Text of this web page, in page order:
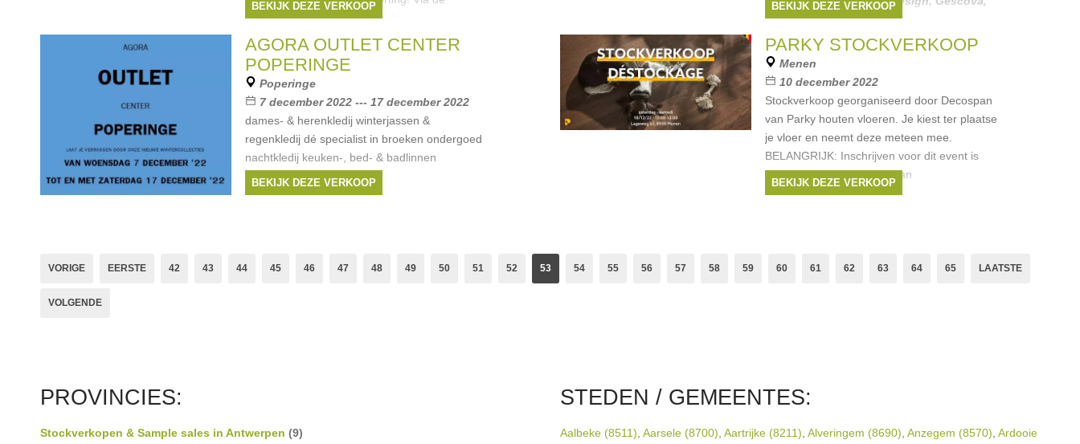
website kan je alle 'einde reeks
Merken:
Micheldenolf
BEKIJK DEZE VERKOOP
G&S furniture
BEKIJK DEZE VERKOOP
AGORA OUTLET CENTER
POPERINGE
Poperinge
7 december 2022 --- 17 december 2022
dames- & herenkledij winterjassen &
regenkledij dé specialist in broeken ondergoed
nachtkledij keuken-, bed- & badlinnen
accessoires
BEKIJK DEZE VERKOOP
PARKY STOCKVERKOOP
Menen
10 december 2022
Stockverkoop georganiseerd door Decospan
van Parky houten vloeren. Je kiest ter plaatse
je vloer en neemt deze meteen mee.
BELANGRIJK: Inschrijven voor dit event is
verplicht via deze links: - Van
BEKIJK DEZE VERKOOP
VORIGE EERSTE 42 43 44 45 46 47 48 49 50 51 52 53 54 55 56 57 58 59 60 61 62 63 64 65 LAATSTE
VOLGENDE
PROVINCIES:
Stockverkopen & Sample sales in Antwerpen (9)
STEDEN / GEMEENTES:
Aalbeke (8511) Aarsele (8700) Aartrijke (8211) Alveringem (8690) Anzegem (8570) Ardooie